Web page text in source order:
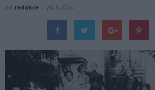
od redakce - 26. 5. 2024